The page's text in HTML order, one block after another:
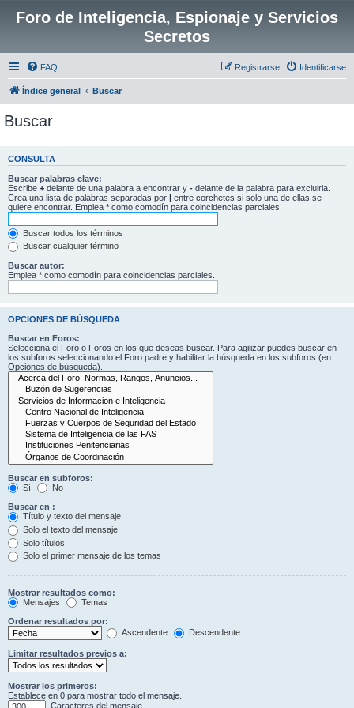
Foro de Inteligencia, Espionaje y Servicios
Secretos
FAQ Identificarse
Registrarse
Índice general Buscar
Buscar
CONSULTA
Buscar palabras clave:
Escribe + delante de una palabra a encontrar y - delante de la palabra para excluirla.
Crea una lista de palabras separadas por | entre corchetes si solo una de ellas se
quiere encontrar. Emplea * como comodín para coincidencias parciales.
Buscar todos los términos
Buscar cualquier término
Buscar autor:
Emplea * como comodín para coincidencias parciales.
OPCIONES DE BÚSQUEDA
Buscar en Foros:
Selecciona el Foro o Foros en los que deseas buscar. Para agilizar puedes buscar en
los subforos seleccionando el Foro padre y habilitar la búsqueda en los subforos (en
Opciones de búsqueda).
Buscar en subforos:
Sí
No
Buscar en :
Título y texto del mensaje
Solo el texto del mensaje
Solo títulos
Solo el primer mensaje de los temas
Mostrar resultados como:
Mensajes
Temas
Ordenar resultados por:
Ascendente
Descendente
Limitar resultados previos a:
Mostrar los primeros:
Establece en 0 para mostrar todo el mensaje.
Caracteres del mensaje